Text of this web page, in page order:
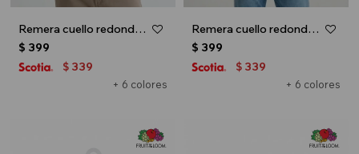
Remera cuello redondo ICONIC 150 - Verde oliva
+ 6 colores
$ 399
$ 339
Remera cuello redondo ICONIC 150 - Gris melange oscuro
+ 6 colores
$ 399
$ 339